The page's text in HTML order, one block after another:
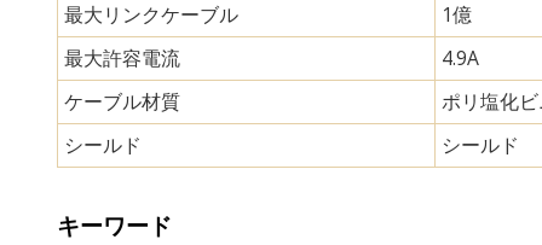
最大リンクケーブル
1億
最大許容電流
4.9A
ケーブル材質
ポリ塩化
シールド
シールド
キーワード